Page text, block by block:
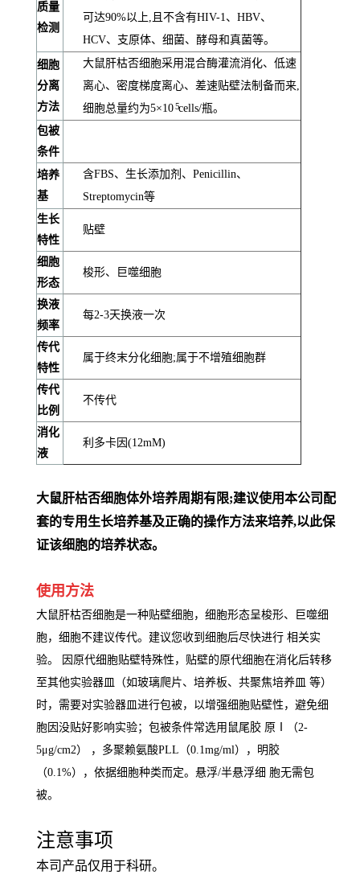
质量
检测
可达90%以上,且不含有HIV-1、HBV、
HCV、支原体、细菌、酵母和真菌等。
细胞
分离
方法
大鼠肝枯否细胞采用混合酶灌流消化、低速
离心、密度梯度离心、差速贴壁法制备而来,
细胞总量约为5×105cells/瓶。
包被
条件
培养
基
含FBS、生长添加剂、Penicillin、
Streptomycin等
生长
特性
贴壁
细胞
形态
梭形、巨噬细胞
换液
频率
每2-3天换液一次
传代
特性
属于终末分化细胞;属于不增殖细胞群
传代
比例
不传代
消化
液
利多卡因(12mM)
大鼠肝枯否细胞体外培养周期有限;建议使用本公司配
套的专用生长培养基及正确的操作方法来培养,以此保
证该细胞的培养状态。
使用方法
大鼠肝枯否细胞是一种贴壁细胞，细胞形态呈梭形、巨噬细
胞，细胞不建议传代。建议您收到细胞后尽快进行 相关实
验。 因原代细胞贴壁特殊性，贴壁的原代细胞在消化后转移
至其他实验器皿（如玻璃爬片、培养板、共聚焦培养皿 等）
时，需要对实验器皿进行包被，以增强细胞贴壁性，避免细
胞因没贴好影响实验；包被条件常选用鼠尾胶 原Ⅰ（2-
5μg/cm2） ，多聚赖氨酸PLL（0.1mg/ml），明胶
（0.1%），依据细胞种类而定。悬浮/半悬浮细 胞无需包
被。
注意事项
本司产品仅用于科研。